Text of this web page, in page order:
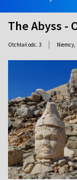
The Abyss -
Otchłań odc. 3 | Niemcy,